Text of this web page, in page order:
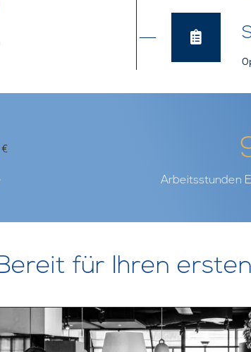
€
Arbeitsstunden
für Ihren